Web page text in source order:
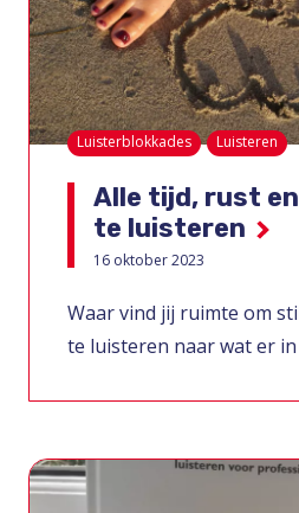
Luisterblokkades Luisteren
Alle tijd, rust
te luisteren
16 oktober 2023
Waar vind jij ruimte om
te luisteren naar wat er